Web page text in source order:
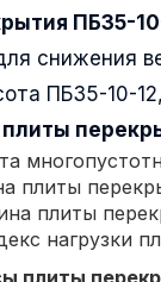
ПБ35-
снижения
ПБ35-10-
плиты
плиты
нагрузки
плиты